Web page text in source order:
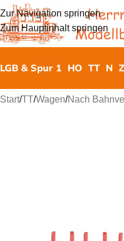
Zur Navigation springen
Zum Hauptinhalt springen
LGB & Spur 1 HO TT N Z
Start/TT/Wagen/Nach